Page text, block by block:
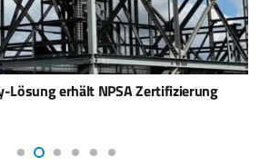
Lösung erhält NPSA Zertifizierung